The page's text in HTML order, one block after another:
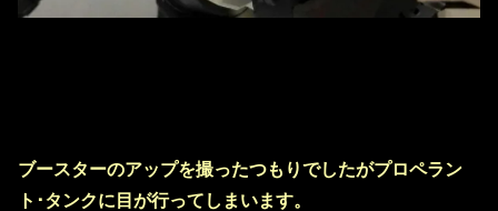
ブースターのアップを撮ったつもりでしたがプロペラン
ト･タンクに目が行ってしまいます。